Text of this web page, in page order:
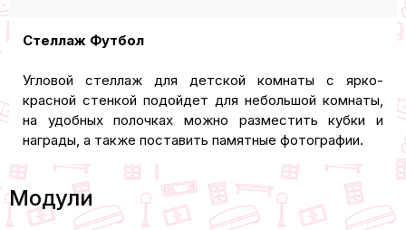
Стеллаж Футбол
Угловой стеллаж для детской комнаты с ярко-
красной стенкой подойдет для небольшой комнаты,
на удобных полочках можно разместить кубки и
награды, а также поставить памятные фотографии.
Модули